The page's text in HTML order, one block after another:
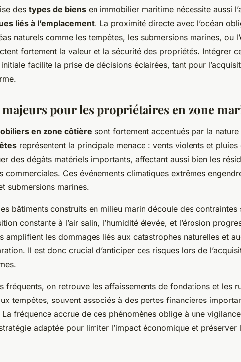
des types de biens en immobilier maritime nécessite aussi
liés à l’emplacement. La proximité directe avec l’océan
naturels comme les tempêtes, les submersions marines, ou
fortement la valeur et la sécurité des propriétés. Intégrer
facilite la prise de décisions éclairées, tant pour
majeurs pour les propriétaires en zone
en zone côtière sont fortement accentués par la nature
représentent la principale menace : vents violents et pluies
des dégâts matériels importants, affectant aussi bien les
commerciales. Ces événements climatiques extrêmes
submersions marines.
bâtiments construits en milieu marin découle des contraintes
constante à l’air salin, l’humidité élevée, et l’érosion
amplifient les dommages liés aux catastrophes naturelles et
Il est donc crucial d’anticiper ces risques lors de
fréquents, on retrouve les affaissements de fondations et les
tempêtes, souvent associés à des pertes financières
fréquence accrue de ces phénomènes oblige à une
adaptée pour limiter l’impact économique et préserver